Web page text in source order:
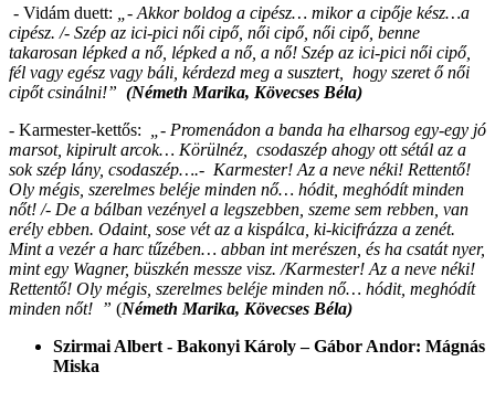
- Vidám duett:
„- Akkor boldog a cipész… mikor a cipője kész…a
cipész. /- Szép az ici-pici női cipő, női cipő, női cipő, benne
takarosan lépked a nő, lépked a nő, a nő! Szép az ici-pici női cipő,
fél vagy egész vagy báli, kérdezd meg a susztert, hogy szeret ő női
cipőt csinálni!” (Németh Marika, Kövecses Béla)
- Karmester-kettős:
„- Promenádon a banda ha elharsog egy-egy jó
marsot, kipirult arcok… Körülnéz, csodaszép ahogy ott sétál az a
sok szép lány, csodaszép….- Karmester! Az a neve néki! Rettentő!
Oly mégis, szerelmes beléje minden nő… hódit, meghódít minden
nőt! /- De a bálban vezényel a legszebben, szeme sem rebben, van
erély ebben. Odaint, sose vét az a kispálca, ki-kicifrázza a zenét.
Mint a vezér a harc tűzében… abban int merészen, és ha csatát nyer,
mint egy Wagner, büszkén messze visz. /Karmester! Az a neve néki!
Rettentő! Oly mégis, szerelmes beléje minden nő… hódit, meghódít
minden nőt! ” (Németh Marika, Kövecses Béla)
Szirmai Albert - Bakonyi Károly – Gábor Andor: Mágnás
Miska